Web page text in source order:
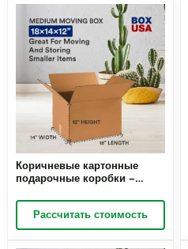
Коричневые картонные
подарочные коробки –
экономичностьТрадиции в
каждой коробке
Рассчитать стоимость